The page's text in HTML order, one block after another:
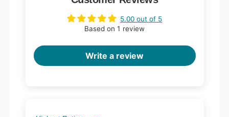
5.00 out of 5
Based on 1 review
Write a review